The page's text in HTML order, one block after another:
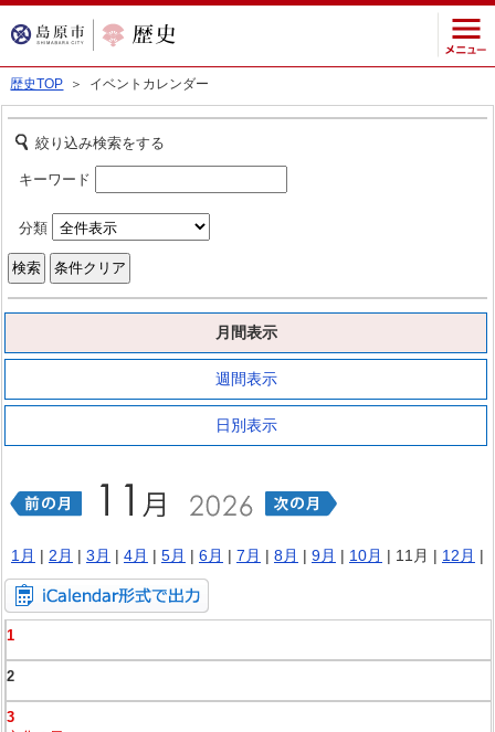
歴史TOP ＞ イベントカレンダー
絞り込み検索をする
キーワード
分類
月間表示
週間表示
日別表示
1月 | 2月 | 3月 | 4月 | 5月 | 6月 | 7月 | 8月 | 9月 | 10月 | 11月 | 12月 |
1
2
3